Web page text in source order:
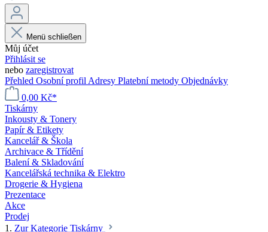
Menü schließen
Můj účet
Přihlásit se
nebo zaregistrovat
Přehled Osobní profil Adresy Platební metody Objednávky
0,00 Kč*
Tiskárny
Inkousty & Tonery
Papír & Etikety
Kancelář & Škola
Archivace & Třídění
Balení & Skladování
Kancelářská technika & Elektro
Drogerie & Hygiena
Prezentace
Akce
Prodej
1. Zur Kategorie Tiskárny